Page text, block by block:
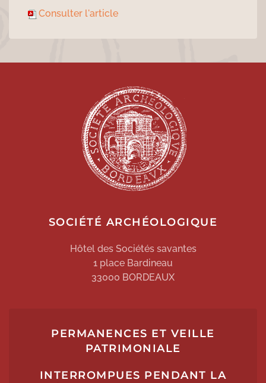
Consulter l'article
SOCIÉTÉ ARCHÉOLOGIQUE
Hôtel des Sociétés savantes
1 place Bardineau
33000 BORDEAUX
PERMANENCES ET VEILLE
PATRIMONIALE
INTERROMPUES PENDANT LA